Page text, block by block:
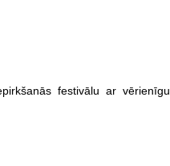
festivālu ar vērienīgu